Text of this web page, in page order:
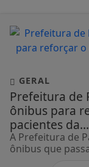
GERAL
Prefeitura de
ônibus para
pacientes da...
A Prefeitura de
ônibus que